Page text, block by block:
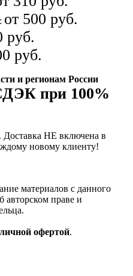
от 500 руб.
руб.
руб.
и регионам России
при 100%
Доставка НЕ включена в
новому клиенту!
материалов с данного
авторском праве и
офертой.